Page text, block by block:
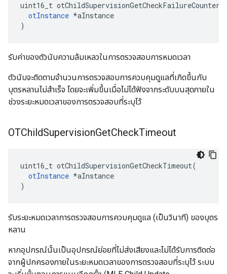
uint16_t otChildSupervisionGetCheckFailureCounter
otInstance *aInstance
)
รับค่าของตัวนับความล้มเหลวในการตรวจสอบการหมดเวลา
ตัวนับจะติดตามจํานวนการตรวจสอบการควบคุมดูแลที่เกิดขึ้นกับ
บุตรหลานไม่สําเร็จ โดยจะเพิ่มขึ้นเมื่อไม่ได้ฟังจากระดับบนสุดภายใน
ช่วงระยะหมดเวลาของการตรวจสอบที่ระบุไว้
OTChildSupervisionGetCheckTimeout
uint16_t otChildSupervisionGetCheckTimeout(
otInstance *aInstance
)
รับระยะหมดเวลาการตรวจสอบการควบคุมดูแล (เป็นวินาที) ของบุตร
หลาน
หากอุปกรณ์นั้นเป็นอุปกรณ์ย่อยที่ไม่ส่งเสียงและไม่ได้รับการติดต่อ
จากผู้ปกครองภายในระยะหมดเวลาของการตรวจสอบที่ระบุไว้ ระบบ